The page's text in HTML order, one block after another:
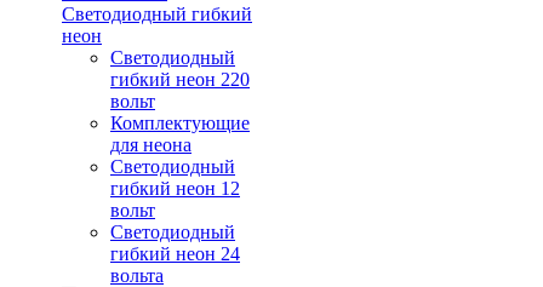
Светодиодный гибкий
неон
Светодиодный
гибкий неон 220
вольт
Комплектующие
для неона
Светодиодный
гибкий неон 12
вольт
Светодиодный
гибкий неон 24
вольта